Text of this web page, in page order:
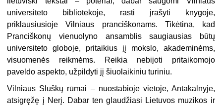
universiteto bibliotekoje, rasti įrašyti knygoje,
priklausiusioje Vilniaus pranciškonams. Tikėtina, kad
Pranciškonų vienuolyno ansamblis saugiausias būtų
universiteto globoje, pritaikius jį mokslo, akademinėms,
visuomenės reikmėms. Reikia nebijoti pritaikomojo
paveldo aspekto, užpildyti jį šiuolaikiniu turiniu.
Vilniaus Sluškų rūmai – nuostabioje vietoje, Antakalnyje,
atsigręžę į Nerį. Dabar ten glaudžiasi Lietuvos muzikos ir